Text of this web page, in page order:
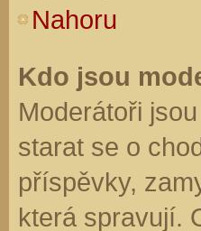
Nahoru
Kdo jsou
Moderátoři
starat se o
příspěvky,
která spravují.